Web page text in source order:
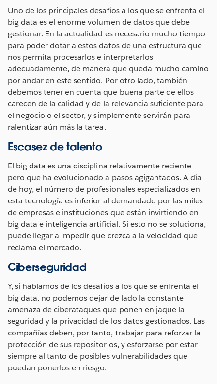
Uno de los principales desafíos a los que se enfrenta el
big data es el enorme volumen de datos que debe
gestionar. En la actualidad es necesario mucho tiempo
para poder dotar a estos datos de una estructura que
nos permita procesarlos e interpretarlos
adecuadamente, de manera que queda mucho camino
por andar en este sentido. Por otro lado, también
debemos tener en cuenta que buena parte de ellos
carecen de la calidad y de la relevancia suficiente para
el negocio o el sector, y simplemente servirán para
ralentizar aún más la tarea.
Escasez de talento
El big data es una disciplina relativamente reciente
pero que ha evolucionado a pasos agigantados. A día
de hoy, el número de profesionales especializados en
esta tecnología es inferior al demandado por las miles
de empresas e instituciones que están invirtiendo en
big data e inteligencia artificial. Si esto no se soluciona,
puede llegar a impedir que crezca a la velocidad que
reclama el mercado.
Ciberseguridad
Y, si hablamos de los desafíos a los que se enfrenta el
big data, no podemos dejar de lado la constante
amenaza de ciberataques que ponen en jaque la
seguridad y la privacidad de los datos gestionados. Las
compañías deben, por tanto, trabajar para reforzar la
protección de sus repositorios, y esforzarse por estar
siempre al tanto de posibles vulnerabilidades que
puedan ponerlos en riesgo.